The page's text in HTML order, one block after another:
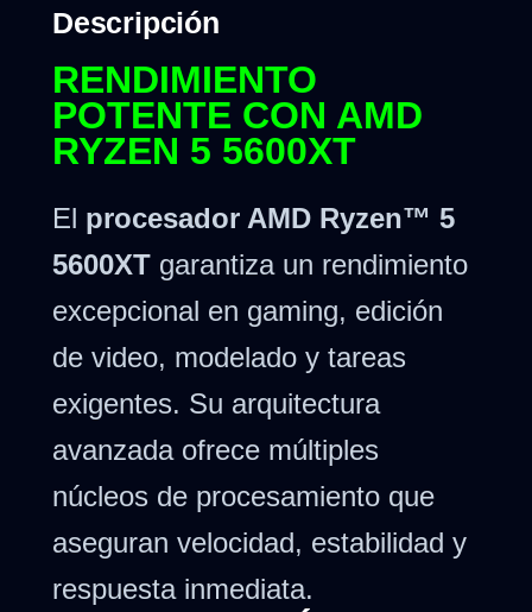
Descripción
RENDIMIENTO
POTENTE CON AMD
RYZEN 5 5600XT
El procesador AMD Ryzen™ 5
5600XT garantiza un rendimiento
excepcional en gaming, edición
de video, modelado y tareas
exigentes. Su arquitectura
avanzada ofrece múltiples
núcleos de procesamiento que
aseguran velocidad, estabilidad y
respuesta inmediata.